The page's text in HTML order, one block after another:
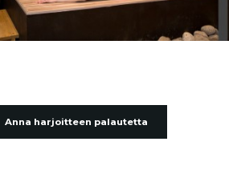
Anna harjoitteen palautetta